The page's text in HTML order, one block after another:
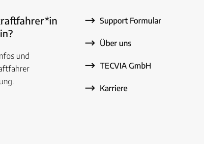
und
Support Formular
Über uns
TECVIA GmbH
Karriere